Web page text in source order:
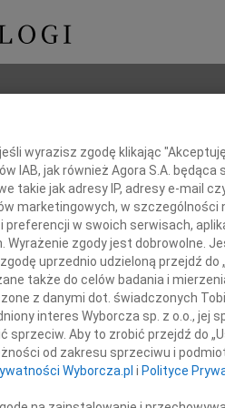
roku
wyrazisz zgodę klikając
IAB, jak również Agora S.A. będąca
takie jak adresy IP, adresy e-mail
marketingowych, w szczególności
w swoich serwisach,
zgody jest dobrowolne.
uprzednio udzieloną przejdź do
także do celów badania i
z danymi dot. świadczonych
interes Wyborcza sp. z o.o., jej
Aby to zrobić przejdź do
od zakresu sprzeciwu i
Wyborcza.pl i Polityce